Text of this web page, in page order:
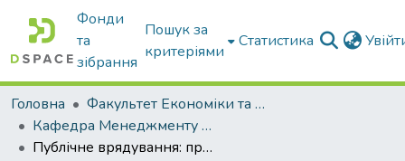
Фонди
та
зібрання
Пошук за
критеріями
Статистика
Головна
Факультет Економіки та бізнесу
Кафедра Менеджменту та публічного адміністрування
Публічне врядування: проблеми теорії та практики